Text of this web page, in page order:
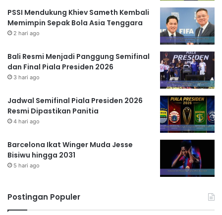
PSSI Mendukung Khiev Sameth Kembali
Memimpin Sepak Bola Asia Tenggara
2 hari ago
Bali Resmi Menjadi Panggung Semifinal
dan Final Piala Presiden 2026
3 hari ago
Jadwal Semifinal Piala Presiden 2026
Resmi Dipastikan Panitia
4 hari ago
Barcelona Ikat Winger Muda Jesse
Bisiwu hingga 2031
5 hari ago
Postingan Populer